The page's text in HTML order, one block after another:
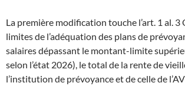
La première modification touche l’art. 1 al. 3
limites de l’adéquation des plans de
salaires dépassant le montant-limite
selon l’état 2026), le total de la rente de
l’institution de prévoyance et de celle de